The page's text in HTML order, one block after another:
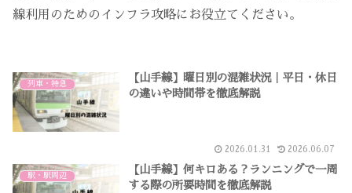
線利用のためのインフラ攻略にお役立てください。
列車・特急
【山手線】曜日別の混雑状況｜平日・休日
の違いや時間帯を徹底解説
2026.01.31 2026.06.07
駅・駅周辺
【山手線】何キロある？ランニングで一周
する際の所要時間を徹底解説